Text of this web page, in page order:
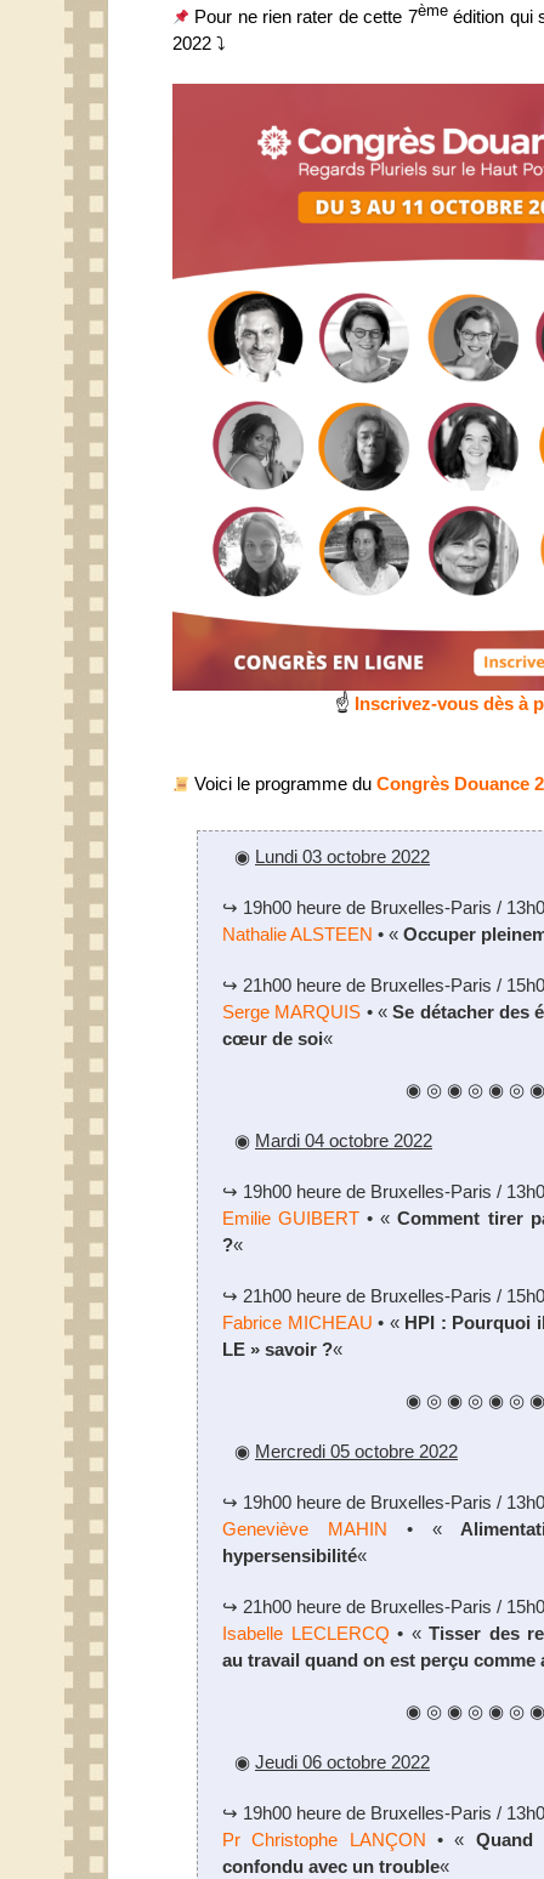
Pour ne rien rater de cette 7èmeédition qui
2022 ⤵
☝ Inscrivez-vous dès à
Voici le programme du Congrès Douance
◉ Lundi 03 octobre 2022
↪ 19h00 heure de Bruxelles-Paris /
Nathalie ALSTEEN • « Occuper
↪ 21h00 heure de Bruxelles-Paris /
Serge MARQUIS • «Se détacher des
cœur de soi«
◉ ◎ ◉ ◎ ◉ ◎
◉ Mardi 04 octobre 2022
↪ 19h00 heure de Bruxelles-Paris /
Emilie GUIBERT • «Comment tirer
?«
↪ 21h00 heure de Bruxelles-Paris /
Fabrice MICHEAU • « HPI : Pourquoi
LE » savoir ?«
◉ ◎ ◉ ◎ ◉ ◎
◉ Mercredi 05 octobre 2022
↪ 19h00 heure de Bruxelles-Paris /
Geneviève MAHIN • «
hypersensibilité«
↪ 21h00 heure de Bruxelles-Paris /
Isabelle LECLERCQ • «Tisser des
au travail quand on est perçu comme
◉ ◎ ◉ ◎ ◉ ◎
◉ Jeudi 06 octobre 2022
↪ 19h00 heure de Bruxelles-Paris /
Pr Christophe LANÇON • «
confondu avec un trouble«